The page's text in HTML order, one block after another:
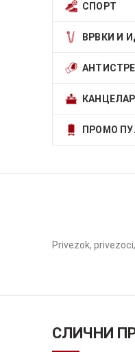
СПОРТ
ВРВКИ И
ПРОМО
Privezok,
СЛИЧНИ